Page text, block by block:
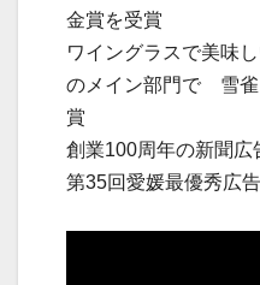
金賞を受賞
ワイングラスで美味
のメイン部門で 雪
賞
創業100周年の新聞広
第35回愛媛最優秀広